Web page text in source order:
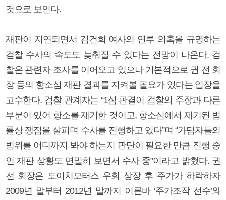
것으로 보인다.
재판이 지연되면서 김건희 여사의 연루 의혹을 규명하는
검찰 수사의 속도도 늦춰질 수 있다는 전망이 나온다. 검
찰은 관련자 조사를 이어오고 있으나 기본적으로 권 전 회
장 등의 항소심 재판 결과를 지켜볼 필요가 있다는 입장을
고수한다. 검찰 관계자는 “1심 판결이 검찰의 주장과 다른
부분이 있어 항소를 제기한 것이고, 항소심에서 제기된 법
률상 쟁점을 살피며 수사를 진행하고 있다”며 “가담자들의
범위를 어디까지 봐야 하는지 판단이 필요한 만큼 진행 중
인 재판 상황도 면밀히 보면서 수사 중”이라고 밝혔다. 권
전 회장은 도이치모터스 우회 상장 후 주가가 하락하자
2009년 말부터 2012년 말까지 이른바 ‘주가조작 선수’와